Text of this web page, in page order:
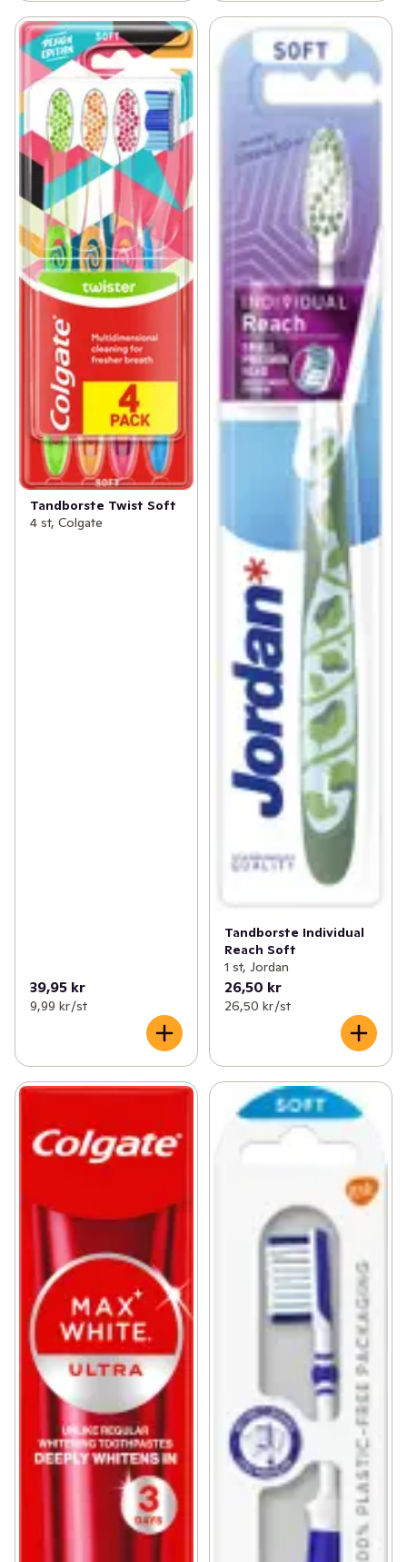
Tandborste Twist Soft
4 st, Colgate
39,95 kr
9,99 kr /st
Tandborste Individual
Reach Soft
1 st, Jordan
26,50 kr
26,50 kr /st